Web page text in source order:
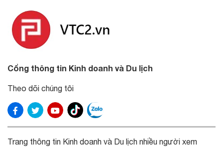
Cổng thông tin Kinh doanh và Du lịch
Theo dõi chúng tôi
Trang thông tin Kinh doanh và Du lịch nhiều người xem